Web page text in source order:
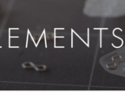
クに、 そして、真っ直ぐに。